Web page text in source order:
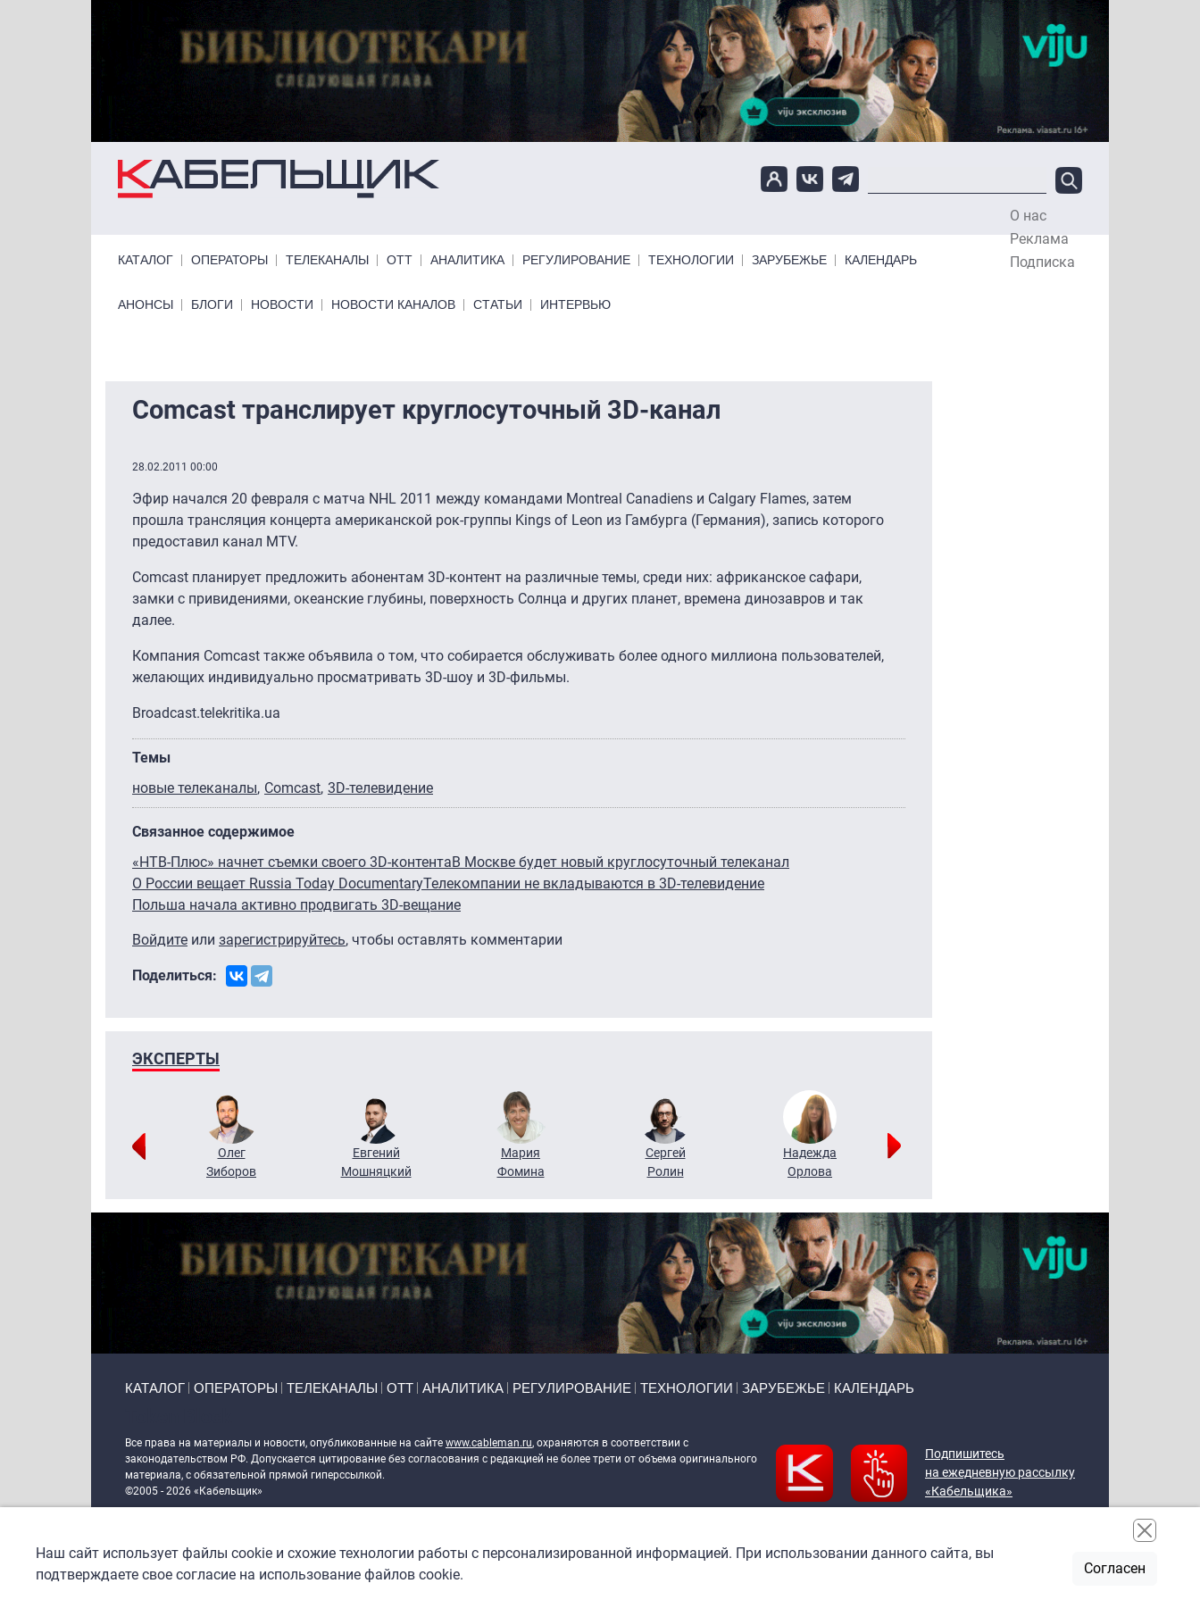
О нас
Реклама
Подписка
КАТАЛОГ ОПЕРАТОРЫ ТЕЛЕКАНАЛЫ ОТТ АНАЛИТИКА РЕГУЛИРОВАНИЕ ТЕХНОЛОГИИ ЗАРУБЕЖЬЕ КАЛЕНДАРЬ
Primary links bottom
АНОНСЫ БЛОГИ НОВОСТИ НОВОСТИ КАНАЛОВ СТАТЬИ ИНТЕРВЬЮ
Comcast транслирует круглосуточный 3D-канал
28.02.2011 00:00
Эфир начался 20 февраля с матча NHL 2011 между командами Montreal Canadiens и Calgary Flames, затем
прошла трансляция концерта американской рок-группы Kings of Leon из Гамбурга (Германия), запись которого
предоставил канал MTV.
Comcast планирует предложить абонентам 3D-контент на различные темы, среди них: африканское сафари,
замки с привидениями, океанские глубины, поверхность Солнца и других планет, времена динозавров и так
далее.
Компания Comcast также объявила о том, что собирается обслуживать более одного миллиона пользователей,
желающих индивидуально просматривать 3D-шоу и 3D-фильмы.
Вroadcast.telekritika.ua
Темы
новые телеканалы Comcast 3D-телевидение
Связанное содержимое
«НТВ-Плюс» начнет съемки своего 3D-контентаВ Москве будет новый круглосуточный телеканал
О России вещает Russia Today DocumentaryТелекомпании не вкладываются в 3D-телевидение
Польша начала активно продвигать 3D-вещание
Войдите или зарегистрируйтесь, чтобы оставлять комментарии
Поделиться:
ЭКСПЕРТЫ
Олег
Зиборов
Евгений
Мошняцкий
Мария
Фомина
Сергей
Ролин
Надежда
Орлова
КАТАЛОГ ОПЕРАТОРЫ ТЕЛЕКАНАЛЫ ОТТ АНАЛИТИКА РЕГУЛИРОВАНИЕ ТЕХНОЛОГИИ ЗАРУБЕЖЬЕ КАЛЕНДАРЬ
Все права на материалы и новости, опубликованные на сайте www.cableman.ru, охраняются в соответствии с
законодательством РФ. Допускается цитирование без согласования с редакцией не более трети от объема оригинального
материала, с обязательной прямой гиперссылкой.
©2005 - 2026 «Кабельщик»
DrupalCoder — поддержка сайта c 2017 года
Подпишитесь
на ежедневную рассылку
«Кабельщика»
Наш сайт использует файлы cookie и схожие технологии работы с персонализированной информацией. При использовании данного сайта, вы
подтверждаете свое согласие на использование файлов cookie.
Согласен